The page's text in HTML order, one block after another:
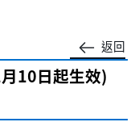
返回
10日起生效)